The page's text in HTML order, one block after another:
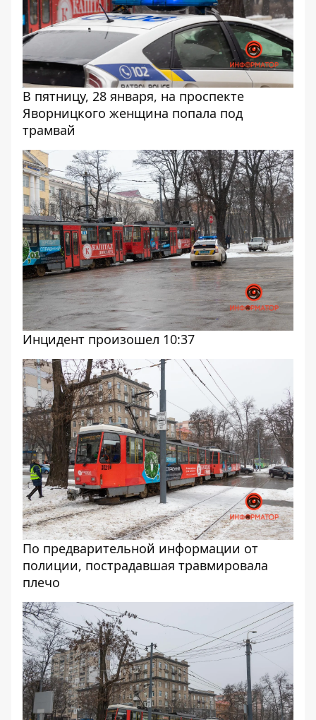
В пятницу, 28 января, на проспекте
Яворницкого женщина попала под
трамвай
Инцидент произошел 10:37
По предварительной информации от
полиции, пострадавшая травмировала
плечо